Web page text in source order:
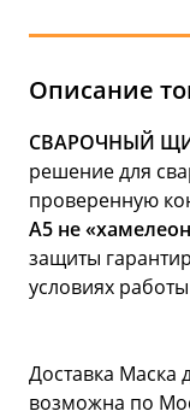
Описание
СВАРОЧНЫЙ
решение для
проверенную
A5 не
защиты
условиях
Доставка Маска
возможна по